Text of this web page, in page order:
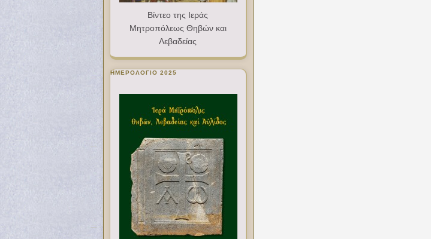
Βίντεο της Ιεράς
Μητροπόλεως Θηβών και
Λεβαδείας
ΗΜΕΡΟΛΟΓΙΟ 2025